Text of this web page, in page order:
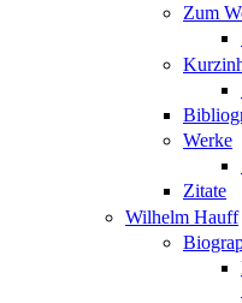
Zum
Werke
Zitate
Wilhelm Hauff